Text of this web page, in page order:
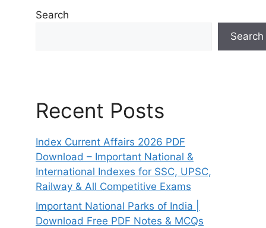
Search
Search
Recent Posts
Index Current Affairs 2026 PDF
Download – Important National &
International Indexes for SSC, UPSC,
Railway & All Competitive Exams
Important National Parks of India |
Download Free PDF Notes & MCQs